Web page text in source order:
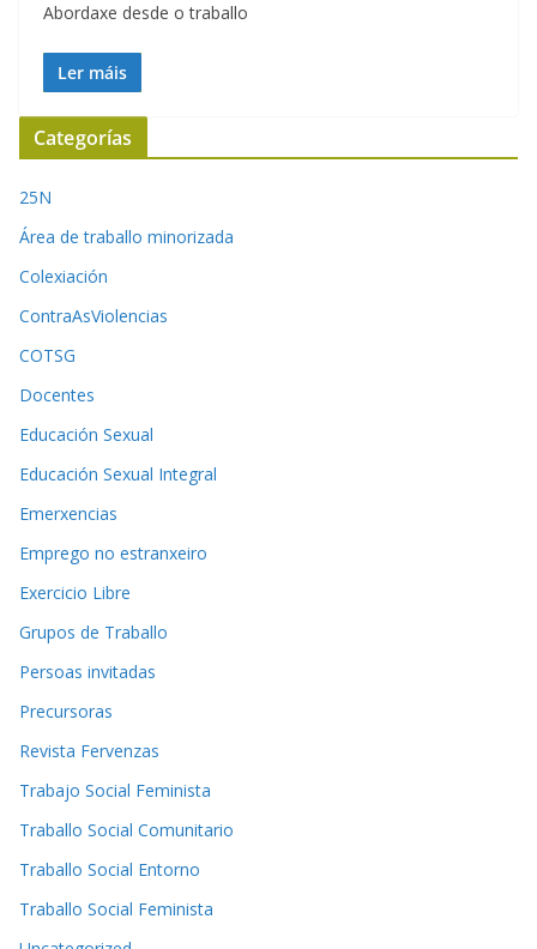
Abordaxe desde o traballo
Ler máis
Categorías
25N
Área de traballo minorizada
Colexiación
ContraAsViolencias
COTSG
Docentes
Educación Sexual
Educación Sexual Integral
Emerxencias
Emprego no estranxeiro
Exercicio Libre
Grupos de Traballo
Persoas invitadas
Precursoras
Revista Fervenzas
Trabajo Social Feminista
Traballo Social Comunitario
Traballo Social Entorno
Traballo Social Feminista